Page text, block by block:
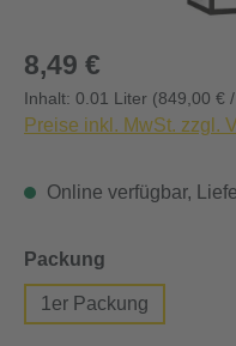
Regulärer Preis:
8,49 €
Inhalt: 0.01 Liter (849,00 €
Preise inkl. MwSt. zzgl.
Online verfügbar,
Packung
1er Packung